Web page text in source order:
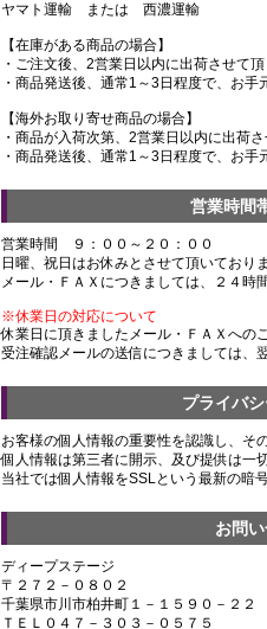
ヤマト運輸 または 西濃運輸
【在庫がある商品の場合】
・ご注文後、2営業日以内に出荷させて頂
・商品発送後、通常1～3日程度で、お手
【海外お取り寄せ商品の場合】
・商品が入荷次第、2営業日以内に出荷さ
・商品発送後、通常1～3日程度で、お手
営業時間
営業時間 ９：００～２０：００
日曜、祝日はお休みとさせて頂いておりま
メール・ＦＡＸにつきましては、２４時
※休業日の対応について
休業日に頂きましたメール・ＦＡＸへのご
受注確認メールの送信につきましては、
プライバ
お客様の個人情報の重要性を認識し、そ
個人情報は第三者に開示、及び提供は一
当社では個人情報をSSLという最新の暗
お問
ディープステージ
〒２７２－０８０２
千葉県市川市柏井町１－１５９０－２２
ＴＥＬ０４７－３０３－０５７５